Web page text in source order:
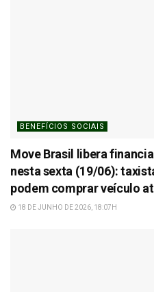
BENEFÍCIOS SOCIAIS
Move Brasil libera
nesta sexta (19/06):
podem comprar veículo
18 DE JUNHO DE 2026, 18:07H